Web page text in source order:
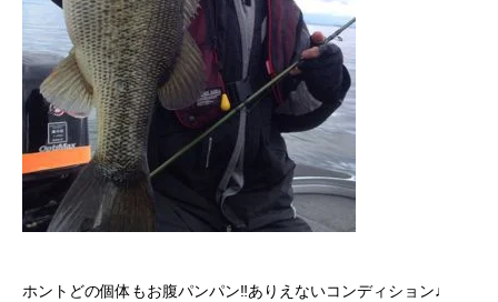
ホントどの個体もお腹パンパン‼︎ありえないコンディション♩